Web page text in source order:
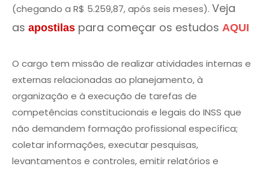
(chegando a R$ 5.259,87, após seis meses). Veja
as apostilas para começar os estudos AQUI
O cargo tem missão de realizar atividades internas e
externas relacionadas ao planejamento, à
organização e à execução de tarefas de
competências constitucionais e legais do INSS que
não demandem formação profissional específica;
coletar informações, executar pesquisas,
levantamentos e controles, emitir relatórios e